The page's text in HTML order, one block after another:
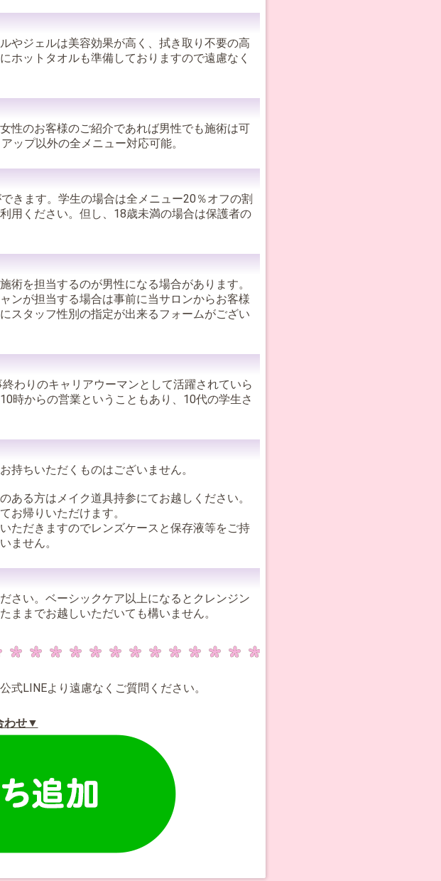
やジェルは美容効果が高く、拭き取り不要の高
ホットタオルも準備しておりますので遠慮なく
性のお客様のご紹介であれば男性でも施術は可
ップ以外の全メニュー対応可能。
きます。学生の場合は全メニュー20％オフの割
用ください。但し、18歳未満の場合は保護者の
を担当するのが男性になる場合があります。
ンが担当する場合は事前に当サロンからお客様
スタッフ性別の指定が出来るフォームがござい
わりのキャリアウーマンとして活躍されていら
時からの営業ということもあり、10代の学生さ
持ちいただくものはございません。
ある方はメイク道具持参にてお越しください。
お帰りいただけます。
ただきますのでレンズケースと保存液等をご持
ません。
さい。ベーシックケア以上になるとクレンジン
ままでお越しいただいても構いません。
LINEより遠慮なくご質問ください。
わせ▼